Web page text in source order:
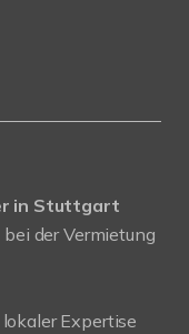
in Stuttgart
der Vermietung
Expertise